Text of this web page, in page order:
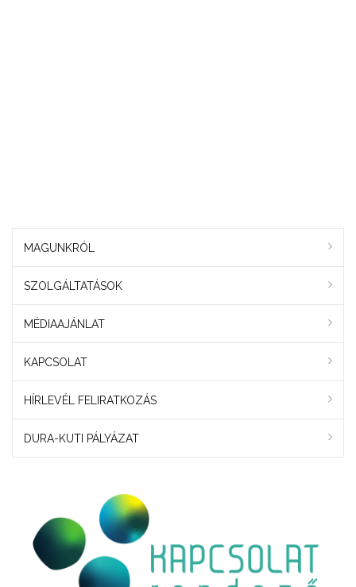
MAGUNKRÓL
SZOLGÁLTATÁSOK
MÉDIAAJÁNLAT
KAPCSOLAT
HÍRLEVÉL FELIRATKOZÁS
DURA-KUTI PÁLYÁZAT